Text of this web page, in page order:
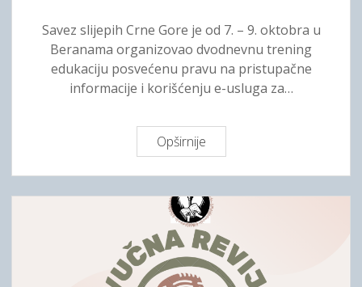
o
n
t
r
v
l
a
s
t
i
v
o
d
o
1
k
t
o
b
Savez slijepih Crne Gore je od 7. – 9. oktobra u
Beranama organizovao dvodnevnu trening
edukaciju posvećenu pravu na pristupačne
informacije i korišćenju e-usluga za…
Opširnije
d
r
ž
a
n
e
d